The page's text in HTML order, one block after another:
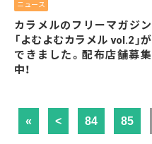
ニュース
カラメルのフリーマガジン
「よむよむカラメル vol.2」が
できました。配布店舗募集
中！
« < 84 85